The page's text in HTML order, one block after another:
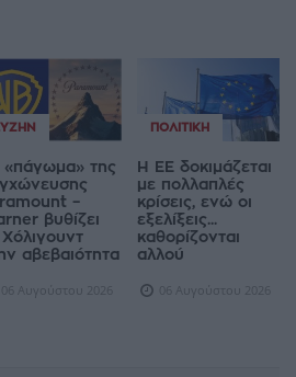
«πάγωμα» της
–
βυθίζει
αβεβαιότητα
06 Αυγούστου 2026
ΠΟΛΙΤΙΚΉ
Η ΕΕ δοκιμάζεται
με πολλαπλές
κρίσεις, ενώ οι
εξελίξεις...
καθορίζονται
αλλού
06 Αυγούστου 2026